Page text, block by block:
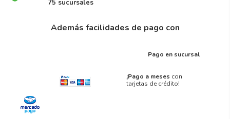
75 sucursales
Además facilidades de pago con
Pago en sucursal
¡Pago a meses con
tarjetas de crédito!